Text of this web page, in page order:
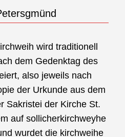
wird traditionell
dem Gedenktag des
also jeweils nach
der Urkunde aus dem
Sakristei der Kirche St.
auf sollicherkirchweyhe
wurdet die kirchweihe